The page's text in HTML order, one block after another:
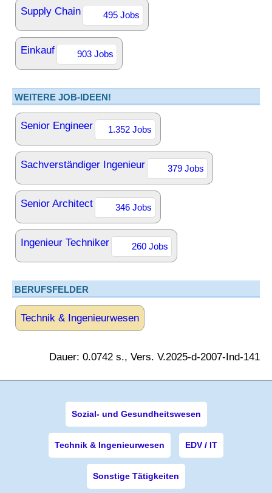
Supply Chain 495 Jobs
Einkauf 903 Jobs
WEITERE JOB-IDEEN!
Senior Engineer 1.352 Jobs
Sachverständiger Ingenieur 379 Jobs
Senior Architect 346 Jobs
Ingenieur Techniker 260 Jobs
BERUFSFELDER
Technik & Ingenieurwesen
Dauer: 0.0742 s., Vers. V.2025-d-2007-Ind-141
Sozial- und Gesundheitswesen
Technik & Ingenieurwesen EDV / IT
Sonstige Tätigkeiten